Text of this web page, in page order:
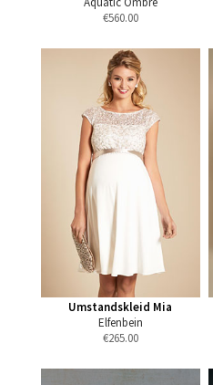
€560.00
Umstandskleid Mia
Elfenbein
€265.00